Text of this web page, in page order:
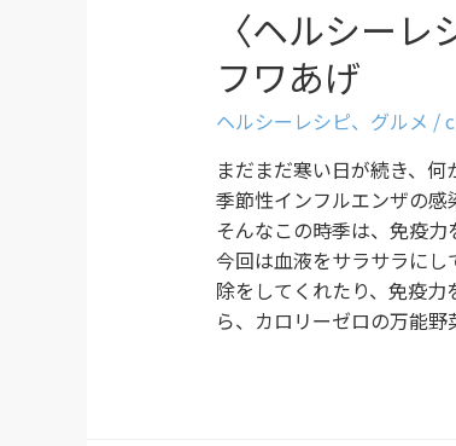
〈ヘルシー
フワあげ
ヘルシーレシピ、 グルメ /
まだまだ寒い日が続き、
季節性インフルエンザの感
そんなこの時季は、免疫力
今回は血液をサラサラに
除をしてくれたり、免疫
ら、カロリーゼロの万能野